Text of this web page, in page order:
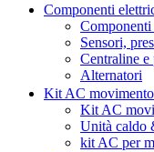
Componenti
Sensori,
Centraline
Alternatori
Kit AC
Kit AC
Unità caldo
kit AC per